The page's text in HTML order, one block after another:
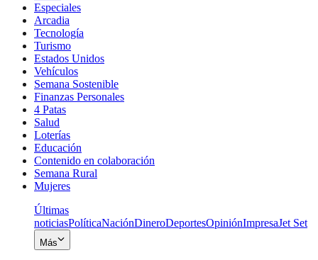
Especiales
Arcadia
Tecnología
Turismo
Estados Unidos
Vehículos
Semana Sostenible
Finanzas Personales
4 Patas
Salud
Loterías
Educación
Contenido en colaboración
Semana Rural
Mujeres
Últimas
noticiasPolíticaNaciónDineroDeportesOpiniónImpresaJet Set
Más